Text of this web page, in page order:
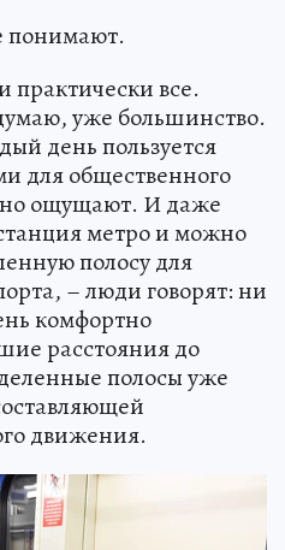
понимают.
практически все.
уже большинство.
день пользуется
для общественного
ощущают. И даже
метро и можно
полосу для
– люди говорят: ни
комфортно
расстояния до
полосы уже
движения.